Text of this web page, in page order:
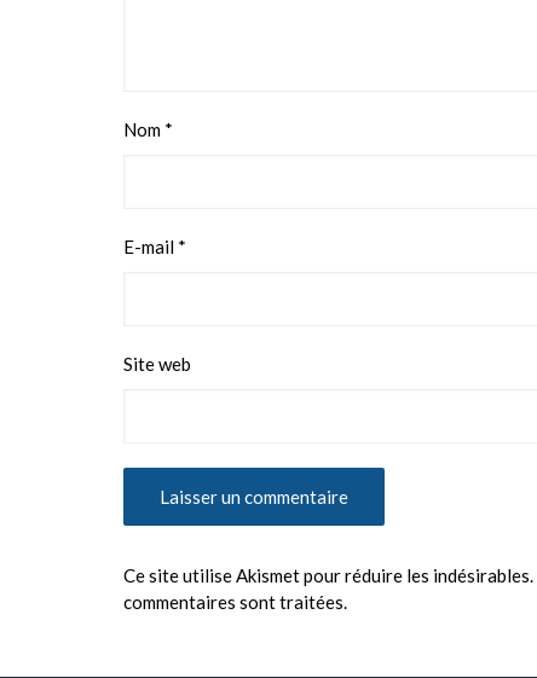
Nom *
E-mail *
Site web
Ce site utilise Akismet pour réduire les indésirables.
commentaires sont traitées.